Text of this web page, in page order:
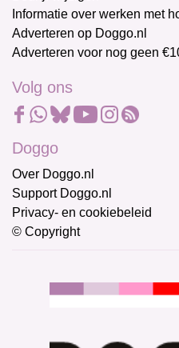
Informatie over werken met
Adverteren op Doggo.nl
Adverteren voor nog geen
Volg ons
Doggo
Over Doggo.nl
Support Doggo.nl
Privacy- en cookiebeleid
© Copyright